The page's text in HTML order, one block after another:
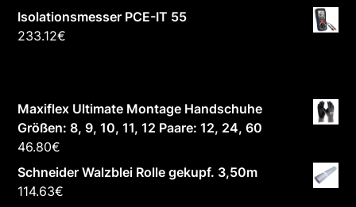
Isolationsmesser PCE-IT 55
233.12€
Maxiflex Ultimate Montage Handschuhe
Größen: 8, 9, 10, 11, 12 Paare: 12, 24, 60
46.80€
Schneider Walzblei Rolle gekupf. 3,50m
114.63€